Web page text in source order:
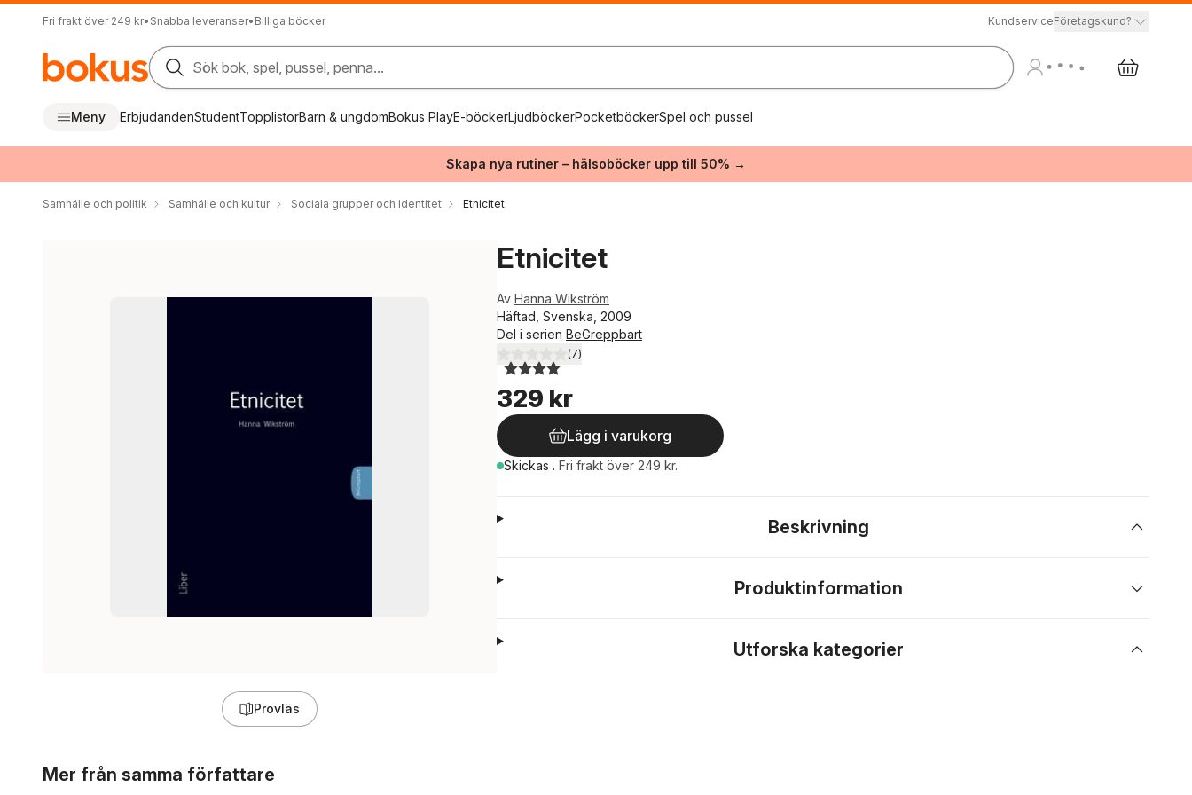
Fri frakt över 249 kr• Snabba leveranser• Billiga böcker KundserviceFöretagskund?
Sök bok, spel, pussel, penna...
Meny ErbjudandenStudentTopplistorBarn & ungdomBokus PlayE-böckerLjudböckerPocketböckerSpel och pussel
Skapa nya rutiner – hälsoböcker upp till 50% →
Samhälle och politik Samhälle och kultur Sociala grupper och identitet Etnicitet
Provläs
Etnicitet
Av Hanna Wikström
Häftad, Svenska, 2009
Del i serien BeGreppbart
4,0utav 5 stjärnor. Totalt antal röster:
(7)
329 kr
Lägg i varukorg
Skickas . Fri frakt över 249 kr.
Beskrivning
Produktinformation
Utforska kategorier
Mer från samma författare